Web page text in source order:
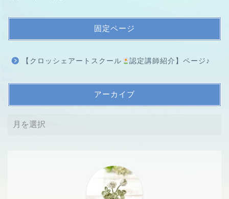
固定ページ
【クロッシェアートスクール 認定講師紹介】ページ♪
アーカイブ